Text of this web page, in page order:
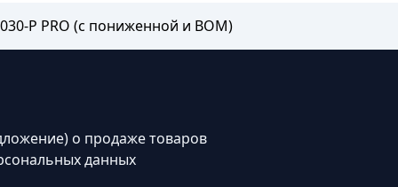
P PRO (с пониженной и ВОМ)
о продаже товаров
данных